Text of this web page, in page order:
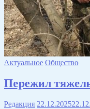
Актуальное Общество
Пережил
Редакция 22.12.2025